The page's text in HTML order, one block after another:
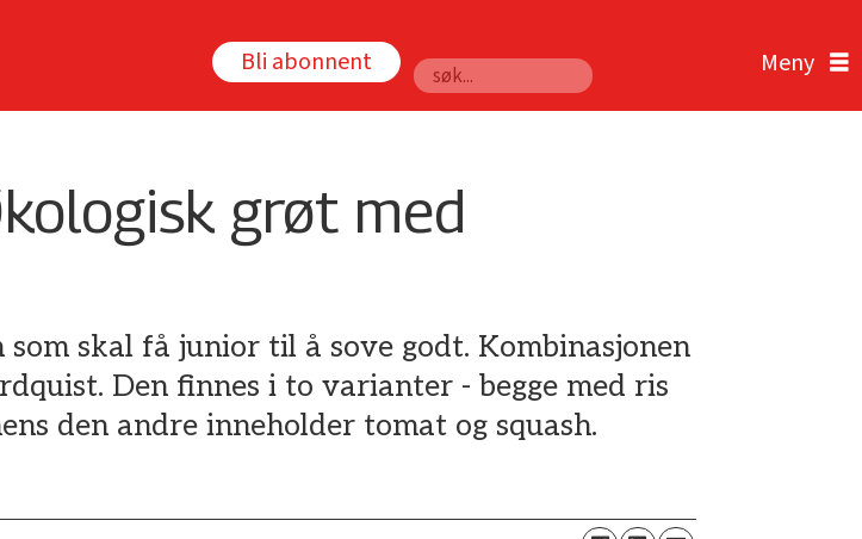
Bli abonnent
Søk
grøt med
skal få junior til å sove godt. Kombinasjonen
Den finnes i to varianter - begge med ris
den andre inneholder tomat og squash.